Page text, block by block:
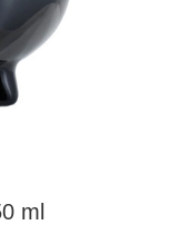
ml